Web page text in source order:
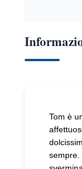
Tom è
sempre.